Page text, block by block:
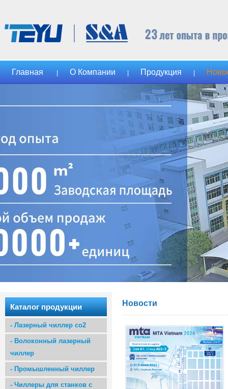
Главная О Компании Продукция
Каталог продукции
- Лазерный чиллер co2
- Волоконный лазерный
чиллер
- Промышленный чиллер
- Чиллеры для станков с
Новости